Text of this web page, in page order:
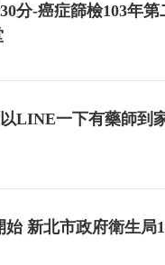
分-癌症篩檢103年
LINE一下有藥師到
新北市政府衛生局